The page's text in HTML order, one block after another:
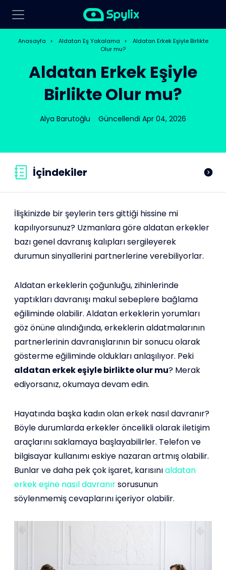
Anasayfa > Aldatan Eş Yakalama >
Aldatan Erkek Eşiyle Birlikte
Olur mu?
Aldatan Erkek Eşiyle
Birlikte Olur mu?
Alya Barutoğlu Güncellendi Apr 04, 2026
İçindekiler
İlişkinizde bir şeylerin ters gittiği hissine mi
kapılıyorsunuz? Uzmanlara göre aldatan erkekler
bazı genel davranış kalıpları sergileyerek
durumun sinyallerini partnerlerine verebiliyorlar.
Aldatan erkeklerin çoğunluğu, zihinlerinde
yaptıkları davranışı makul sebeplere bağlama
eğiliminde olabilir. Aldatan erkeklerin yorumları
göz önüne alındığında, erkeklerin aldatmalarının
partnerlerinin davranışlarının bir sonucu olarak
gösterme eğiliminde oldukları anlaşılıyor. Peki
aldatan erkek eşiyle birlikte olur mu? Merak
ediyorsanız, okumaya devam edin.
Hayatında başka kadın olan erkek nasıl davranır?
Böyle durumlarda erkekler öncelikli olarak iletişim
araçlarını saklamaya başlayabilirler. Telefon ve
bilgisayar kullanımı eskiye nazaran artmış olabilir.
Bunlar ve daha pek çok işaret, karısınıaldatan
erkek eşine nasıl davranırsorusunun
söylenmemiş cevaplarını içeriyor olabilir.